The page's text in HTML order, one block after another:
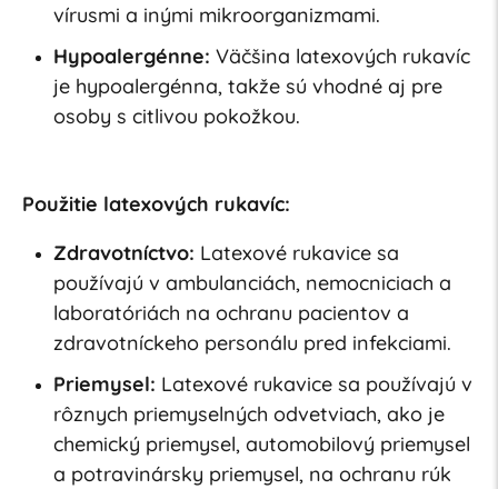
vírusmi a inými mikroorganizmami.
Hypoalergénne: Väčšina latexových rukavíc
je hypoalergénna, takže sú vhodné aj pre
osoby s citlivou pokožkou.
Použitie latexových rukavíc:
Zdravotníctvo: Latexové rukavice sa
používajú v ambulanciách, nemocniciach a
laboratóriách na ochranu pacientov a
zdravotníckeho personálu pred infekciami.
Priemysel: Latexové rukavice sa používajú v
rôznych priemyselných odvetviach, ako je
chemický priemysel, automobilový priemysel
a potravinársky priemysel, na ochranu rúk